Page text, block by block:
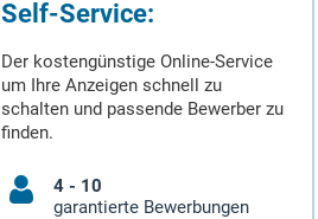
Self-Service:
Der kostengünstige Online-Service
um Ihre Anzeigen schnell zu
schalten und passende Bewerber zu
finden.
4 - 10
garantierte Bewerbungen